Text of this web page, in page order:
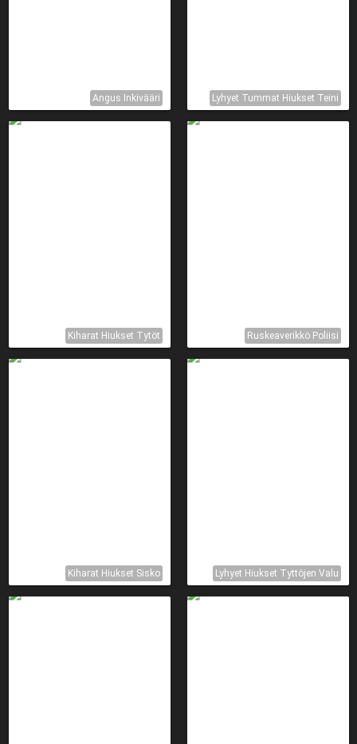
Angus Inkivääri Lyhyet Tummat Hiukset Teini
Kiharat Hiukset Tytöt Ruskeaverikkö Poliisi
Kiharat Hiukset Sisko Lyhyet Hiukset Tyttöjen Valu